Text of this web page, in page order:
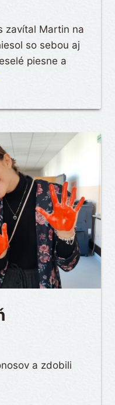
zavítal Martin na
so sebou aj
piesne a
a zdobili